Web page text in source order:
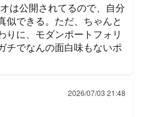
は公開されてるので、自分
似できる。ただ、ちゃんと
りに、モダンポートフォリ
チでなんの面白味もないポ
2026/07/03 21:48